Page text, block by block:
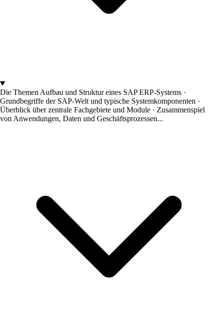
Die Themen Aufbau und Struktur eines SAP ERP-Systems ·
Grundbegriffe der SAP-Welt und typische Systemkomponenten ·
Überblick über zentrale Fachgebiete und Module · Zusammenspiel
von Anwendungen, Daten und Geschäftsprozessen...